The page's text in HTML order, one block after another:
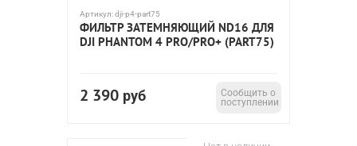
Артикул:dji-p4-part75
ФИЛЬТР ЗАТЕМНЯЮЩИЙ ND16 ДЛЯ
DJI PHANTOM 4 PRO/PRO+ (PART75)
2 390 руб
Сообщить о
поступлении